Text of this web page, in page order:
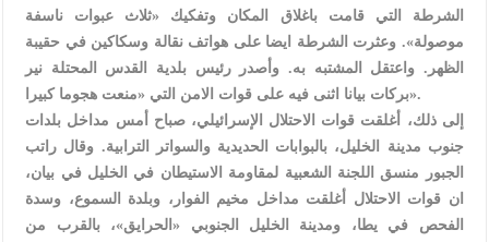
الشرطة التي قامت باغلاق المكان وتفكيك «ثلاث عبوات ناسفة
موصولة». وعثرت الشرطة ايضا على هواتف نقالة وسكاكين في حقيبة
الظهر. واعتقل المشتبه به. وأصدر رئيس بلدية القدس المحتلة نير
بركات بيانا اثنى فيه على قوات الامن التي «منعت هجوما كبيرا».
إلى ذلك، أغلقت قوات الاحتلال الإسرائيلي، صباح أمس مداخل بلدات
جنوب مدينة الخليل، بالبوابات الحديدية والسواتر الترابية. وقال راتب
الجبور منسق اللجنة الشعبية لمقاومة الاستيطان في الخليل في بيان،
ان قوات الاحتلال أغلقت مداخل مخيم الفوار، وبلدة السموع، وسدة
الفحص في يطا، ومدينة الخليل الجنوبي «الحرايق»، بالقرب من